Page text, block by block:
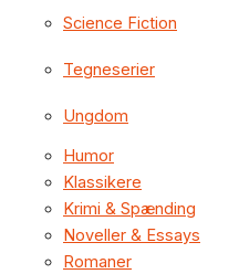
Science Fiction
Tegneserier
Ungdom
Humor
Klassikere
Krimi & Spænding
Noveller & Essays
Romaner